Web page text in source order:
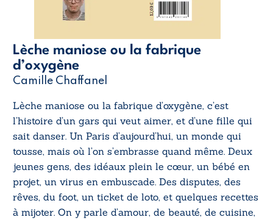
Lèche maniose ou la fabrique
d’oxygène
Camille Chaffanel
Lèche maniose ou la fabrique d’oxygène, c’est
l’histoire d’un gars qui veut aimer, et d’une fille qui
sait danser. Un Paris d’aujourd’hui, un monde qui
tousse, mais où l’on s’embrasse quand même. Deux
jeunes gens, des idéaux plein le cœur, un bébé en
projet, un virus en embuscade. Des disputes, des
rêves, du foot, un ticket de loto, et quelques recettes
à mijoter. On y parle d’amour, de beauté, de cuisine,